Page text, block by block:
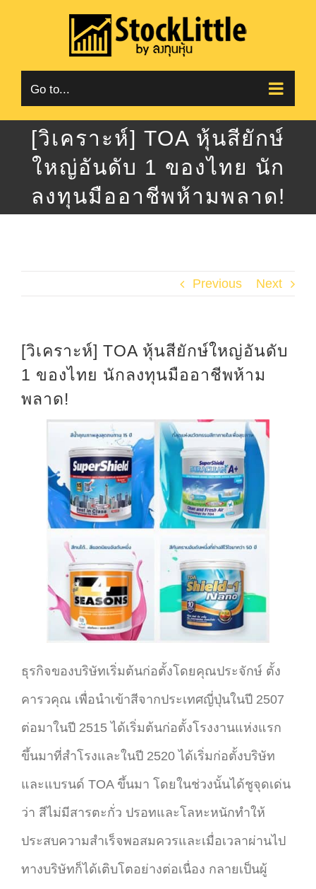
content
Go to...
[วิเคราะห์] TOA หุ้นสียักษ์
ใหญ่อันดับ 1 ของไทย นัก
ลงทุนมืออาชีพห้ามพลาด!
Previous Next
[วิเคราะห์] TOA หุ้นสียักษ์ใหญ่อันดับ
1 ของไทย นักลงทุนมืออาชีพห้าม
พลาด!
ธุรกิจของบริษัทเริ่มต้นก่อตั้งโดยคุณประจักษ์ ตั้ง
คารวคุณ เพื่อนำเข้าสีจากประเทศญี่ปุ่นในปี 2507
ต่อมาในปี 2515 ได้เริ่มต้นก่อตั้งโรงงานแห่งแรก
ขึ้นมาที่สำโรงและในปี 2520 ได้เริ่มก่อตั้งบริษัท
และแบรนด์ TOA ขึ้นมา โดยในช่วงนั้นได้ชูจุดเด่น
ว่า สีไม่มีสารตะกั่ว ปรอทและโลหะหนักทำให้
ประสบความสำเร็จพอสมควรและเมื่อเวลาผ่านไป
ทางบริษัทก็ได้เติบโตอย่างต่อเนื่อง กลายเป็นผู้